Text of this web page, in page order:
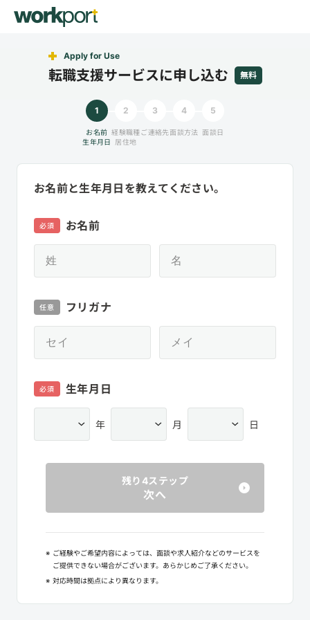
Apply for Use
転職支援サービスに申し込む 無料
1
お名前
生年月日
2
経験職種
居住地
3
ご連絡先
4
面談方法
5
面談日
お名前と生年月日を教えてください。
お名前
必須
フリガナ
任意
生年月日
必須
年 月 日
残り4ステップ
次へ
※ ご経験やご希望内容によっては、面談や求人紹介などのサービスを
ご提供できない場合がございます。あらかじめご了承ください。
※ 対応時間は拠点により異なります。